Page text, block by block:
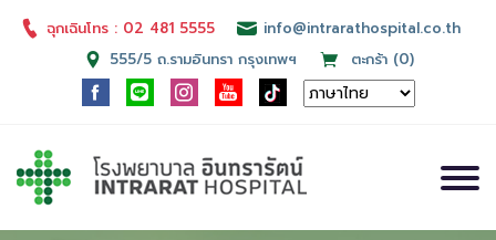
ฉุกเฉินโทร : 02 481 5555
info@intrarathospital.co.th
555/5 ถ.รามอินทรา กรุงเทพฯ
ตะกร้า (0)